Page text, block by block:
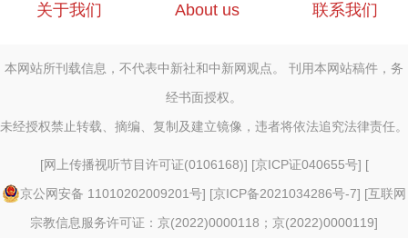
关于我们 About us 联系我们
本网站所刊载信息，不代表中新社和中新网观点。 刊用本网站稿件，务
经书面授权。
未经授权禁止转载、摘编、复制及建立镜像，违者将依法追究法律责任。
[网上传播视听节目许可证(0106168)] [京ICP证040655号] [
京公网安备 11010202009201号] [京ICP备2021034286号-7] [互联网
宗教信息服务许可证：京(2022)0000118；京(2022)0000119]